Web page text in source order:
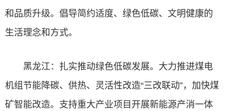
和品质升级。倡导简约适度、绿色低碳、文明健康的
生活理念和方式。
黑龙江：扎实推动绿色低碳发展。大力推进煤电
机组节能降碳、供热、灵活性改造“三改联动”，加快煤
矿智能改造。支持重大产业项目开展新能源产消一体